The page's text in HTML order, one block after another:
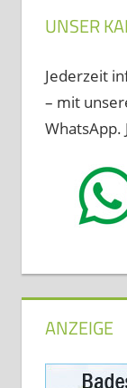
UNSER
Jederzeit
– mit
ANZEIGE